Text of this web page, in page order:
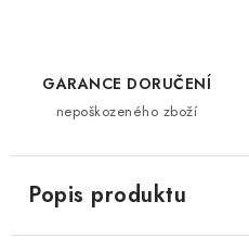
GARANCE DORUČENÍ
nepoškozeného zboží
Popis produktu